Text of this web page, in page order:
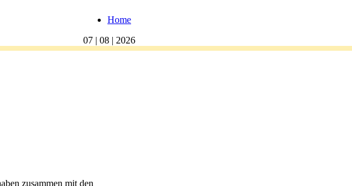
Home
07 | 08 | 2026
zusammen mit den